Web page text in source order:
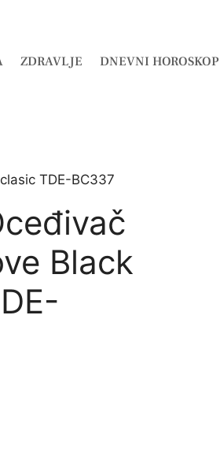
ZDRAVLJE DNEVNI HOROSKOP
TDE-BC337
Black